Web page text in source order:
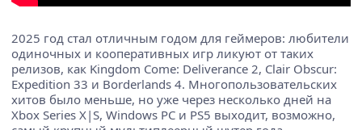
2025 год стал отличным годом для геймеров: любители
одиночных и кооперативных игр ликуют от таких
релизов, как Kingdom Come: Deliverance 2, Clair Obscur:
Expedition 33 и Borderlands 4. Многопользовательских
хитов было меньше, но уже через несколько дней на
Xbox Series X|S, Windows PC и PS5 выходит, возможно,